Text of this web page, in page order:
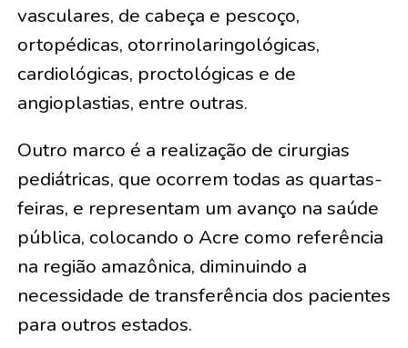
vasculares, de cabeça e pescoço,
ortopédicas, otorrinolaringológicas,
cardiológicas, proctológicas e de
angioplastias, entre outras.
Outro marco é a realização de cirurgias
pediátricas, que ocorrem todas as quartas-
feiras, e representam um avanço na saúde
pública, colocando o Acre como referência
na região amazônica, diminuindo a
necessidade de transferência dos pacientes
para outros estados.